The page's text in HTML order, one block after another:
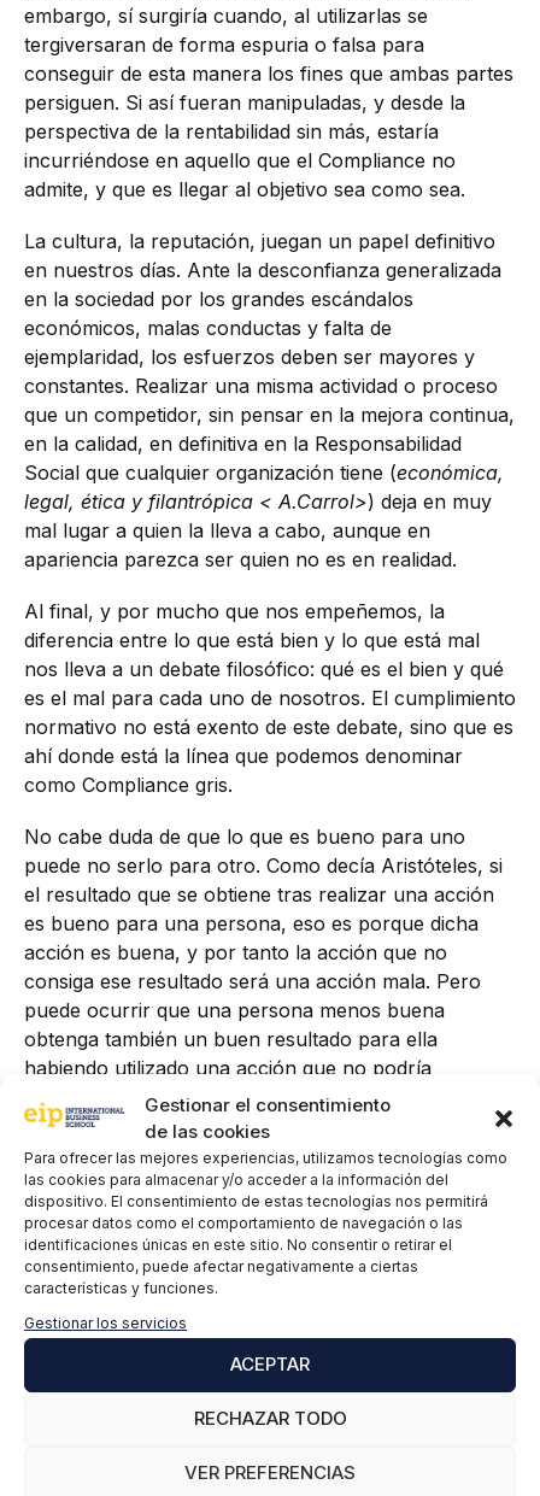
Gestionar el consentimiento
de las cookies
Para ofrecer las mejores experiencias, utilizamos tecnologías como
las cookies para almacenar y/o acceder a la información del
dispositivo. El consentimiento de estas tecnologías nos permitirá
procesar datos como el comportamiento de navegación o las
identificaciones únicas en este sitio. No consentir o retirar el
consentimiento, puede afectar negativamente a ciertas
características y funciones.
Gestionar los servicios
ACEPTAR
RECHAZAR TODO
VER PREFERENCIAS
embargo, sí surgiría cuando, al utilizarlas se
tergiversaran de forma espuria o falsa para
conseguir de esta manera los fines que ambas partes
persiguen. Si así fueran manipuladas, y desde la
perspectiva de la rentabilidad sin más, estaría
incurriéndose en aquello que el Compliance no
admite, y que es llegar al objetivo sea como sea.
La cultura, la reputación, juegan un papel definitivo
en nuestros días. Ante la desconfianza generalizada
en la sociedad por los grandes escándalos
económicos, malas conductas y falta de
ejemplaridad, los esfuerzos deben ser mayores y
constantes. Realizar una misma actividad o proceso
que un competidor, sin pensar en la mejora continua,
en la calidad, en definitiva en la Responsabilidad
Social que cualquier organización tiene (económica,
legal, ética y filantrópica < A.Carrol>) deja en muy
mal lugar a quien la lleva a cabo, aunque en
apariencia parezca ser quien no es en realidad.
Al final, y por mucho que nos empeñemos, la
diferencia entre lo que está bien y lo que está mal
nos lleva a un debate filosófico: qué es el bien y qué
es el mal para cada uno de nosotros. El cumplimiento
normativo no está exento de este debate, sino que es
ahí donde está la línea que podemos denominar
como Compliance gris.
No cabe duda de que lo que es bueno para uno
puede no serlo para otro. Como decía Aristóteles, si
el resultado que se obtiene tras realizar una acción
es bueno para una persona, eso es porque dicha
acción es buena, y por tanto la acción que no
consiga ese resultado será una acción mala. Pero
puede ocurrir que una persona menos buena
obtenga también un buen resultado para ella
habiendo utilizado una acción que no podría
considerarse como buena. ¿Será entonces también
una acción buena? ¿Desde qué perspectiva?
Por eso, en la función de Compliance no todo es
negro ni todo es blanco. Los grises son muy
protagonistas en el día a día de la gestión en la
organización. Ser drástico o radical no es la opción
que se persigue, de ahí que la reflexión y el
compromiso vayan de la mano para proporcionar la
mayor certidumbre deseada en la toma de
decisiones, de modo que podamos enfrentarnos a los
retos y riesgos siendo responsables socialmente…y